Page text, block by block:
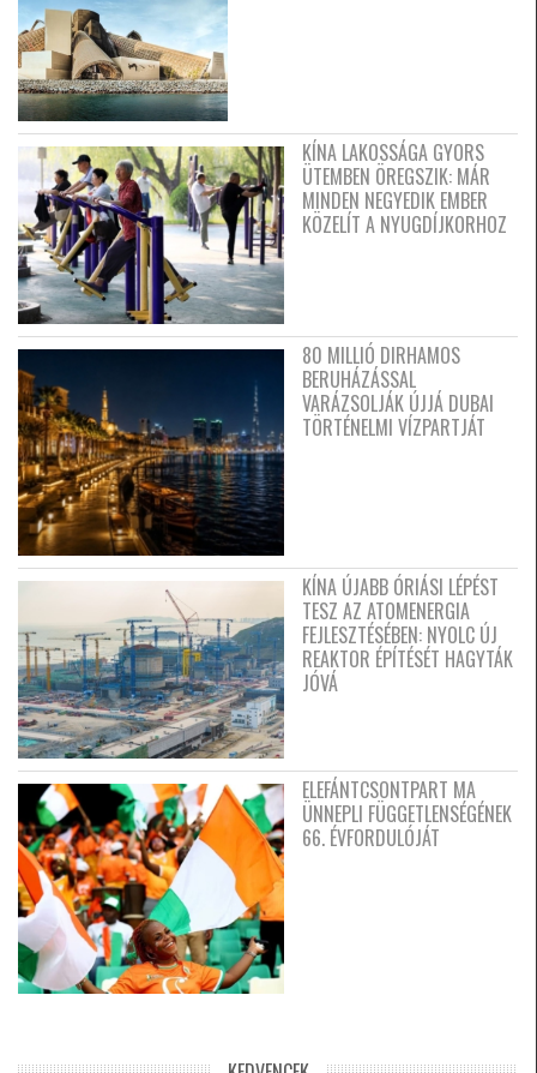
KÍNA LAKOSSÁGA GYORS
ÜTEMBEN ÖREGSZIK: MÁR
MINDEN NEGYEDIK EMBER
KÖZELÍT A NYUGDÍJKORHOZ
80 MILLIÓ DIRHAMOS
BERUHÁZÁSSAL
VARÁZSOLJÁK ÚJJÁ DUBAI
TÖRTÉNELMI VÍZPARTJÁT
KÍNA ÚJABB ÓRIÁSI LÉPÉST
TESZ AZ ATOMENERGIA
FEJLESZTÉSÉBEN: NYOLC ÚJ
REAKTOR ÉPÍTÉSÉT HAGYTÁK
JÓVÁ
ELEFÁNTCSONTPART MA
ÜNNEPLI FÜGGETLENSÉGÉNEK
66. ÉVFORDULÓJÁT